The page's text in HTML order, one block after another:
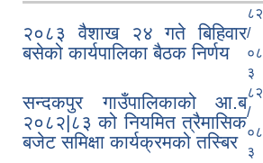
२०८३ वैशाख २४ गते बिहिवार
बसेको कार्यपालिका बैठक निर्णय
८२
/
०८
३
सन्दकपुर गाउँपालिकाको आ.ब
२०८२|८३ को नियमित त्रैमासिक
बजेट समिक्षा कार्यक्रमको तस्बिर
८२
/
०८
३